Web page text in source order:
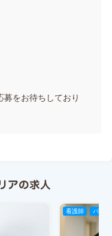
募をお待ちしており
アの求人
看護師 パート